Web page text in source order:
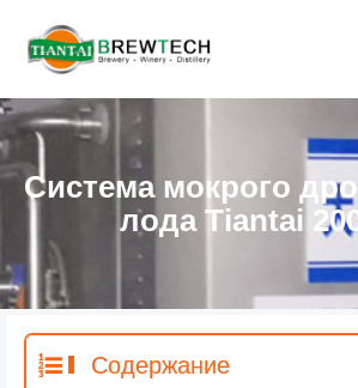
Система мокрого
лода Tiantai
Содержание